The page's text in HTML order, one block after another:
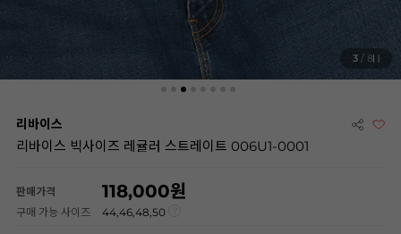
3 / 8
리바이스
리바이스 빅사이즈 레귤러 스트레이트 006U1-0001
판매가격 118,000
구매 가능 사이즈 44,46,48,50